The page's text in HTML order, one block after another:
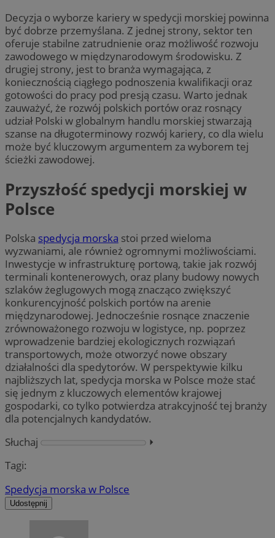
Decyzja o wyborze kariery w spedycji morskiej powinna
być dobrze przemyślana. Z jednej strony, sektor ten
oferuje stabilne zatrudnienie oraz możliwość rozwoju
zawodowego w międzynarodowym środowisku. Z
drugiej strony, jest to branża wymagająca, z
koniecznością ciągłego podnoszenia kwalifikacji oraz
gotowości do pracy pod presją czasu. Warto jednak
zauważyć, że rozwój polskich portów oraz rosnący
udział Polski w globalnym handlu morskiej stwarzają
szanse na długoterminowy rozwój kariery, co dla wielu
może być kluczowym argumentem za wyborem tej
ścieżki zawodowej.
Przyszłość spedycji morskiej w
Polsce
Polska spedycja morska stoi przed wieloma
wyzwaniami, ale również ogromnymi możliwościami.
Inwestycje w infrastrukturę portową, takie jak rozwój
terminali kontenerowych, oraz plany budowy nowych
szlaków żeglugowych mogą znacząco zwiększyć
konkurencyjność polskich portów na arenie
międzynarodowej. Jednocześnie rosnące znaczenie
zrównoważonego rozwoju w logistyce, np. poprzez
wprowadzenie bardziej ekologicznych rozwiązań
transportowych, może otworzyć nowe obszary
działalności dla spedytorów. W perspektywie kilku
najbliższych lat, spedycja morska w Polsce może stać
się jednym z kluczowych elementów krajowej
gospodarki, co tylko potwierdza atrakcyjność tej branży
dla potencjalnych kandydatów.
Słuchaj
⏵︎
Tagi:
Spedycja morska w Polsce
Udostępnij